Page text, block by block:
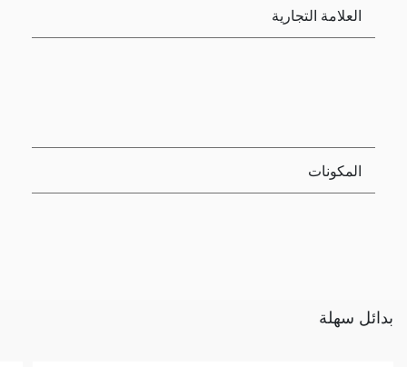
العلامة التجارية
المكونات
بدائل سهلة